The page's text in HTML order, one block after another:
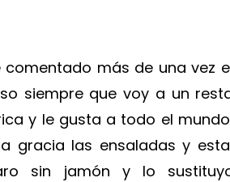
comentado más de una vez
siempre que voy a un
y le gusta a todo el
gracia las ensaladas y
sin jamón y lo